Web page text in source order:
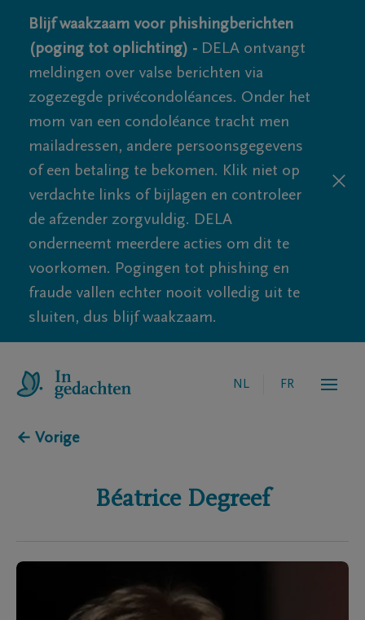
Blijf waakzaam voor phishingberichten
(poging tot oplichting) - DELA ontvangt
meldingen over valse berichten via
zogezegde privécondoléances. Onder het
mom van een condoléance tracht men
mailadressen, andere persoonsgegevens
of een betaling te bekomen. Klik niet op
verdachte links of bijlagen en controleer
de afzender zorgvuldig. DELA
onderneemt meerdere acties om dit te
voorkomen. Pogingen tot phishing en
fraude vallen echter nooit volledig uit te
sluiten, dus blijf waakzaam.
NL FR
← Vorige
Béatrice Degreef